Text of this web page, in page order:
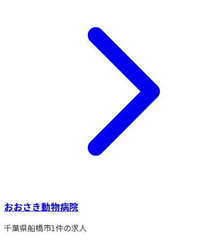
おおさき動物病院
千葉県船橋市1件の求人